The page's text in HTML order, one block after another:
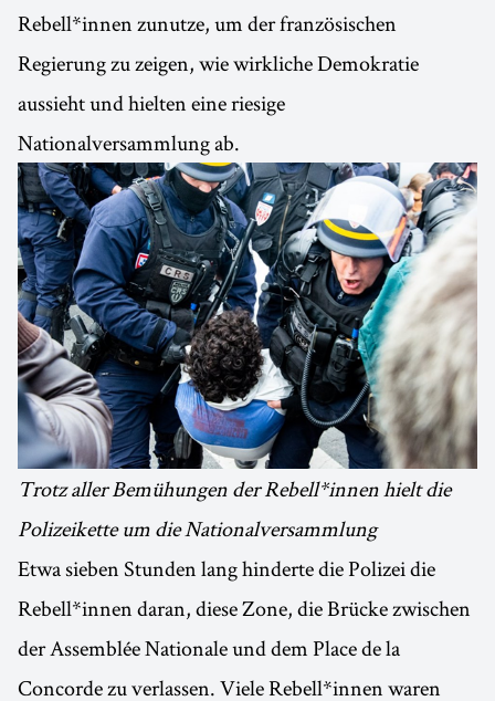
Rebell*innen zunutze, um der französischen
Regierung zu zeigen, wie wirkliche Demokratie
aussieht und hielten eine riesige
Nationalversammlung ab.
Trotz aller Bemühungen der Rebell*innen hielt die
Polizeikette um die Nationalversammlung
Etwa sieben Stunden lang hinderte die Polizei die
Rebell*innen daran, diese Zone, die Brücke zwischen
der Assemblée Nationale und dem Place de la
Concorde zu verlassen. Viele Rebell*innen waren